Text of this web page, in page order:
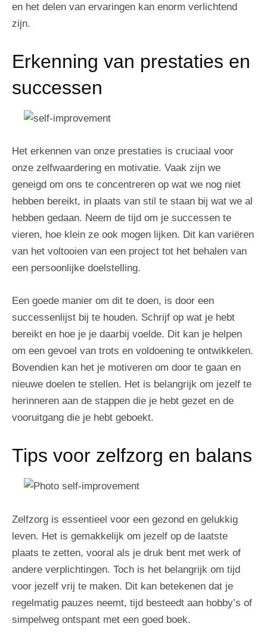
en het delen van ervaringen kan enorm verlichtend
zijn.
Erkenning van prestaties en
successen
Het erkennen van onze prestaties is cruciaal voor
onze zelfwaardering en motivatie. Vaak zijn we
geneigd om ons te concentreren op wat we nog niet
hebben bereikt, in plaats van stil te staan bij wat we al
hebben gedaan. Neem de tijd om je successen te
vieren, hoe klein ze ook mogen lijken. Dit kan variëren
van het voltooien van een project tot het behalen van
een persoonlijke doelstelling.
Een goede manier om dit te doen, is door een
successenlijst bij te houden. Schrijf op wat je hebt
bereikt en hoe je je daarbij voelde. Dit kan je helpen
om een gevoel van trots en voldoening te ontwikkelen.
Bovendien kan het je motiveren om door te gaan en
nieuwe doelen te stellen. Het is belangrijk om jezelf te
herinneren aan de stappen die je hebt gezet en de
vooruitgang die je hebt geboekt.
Tips voor zelfzorg en balans
Zelfzorg is essentieel voor een gezond en gelukkig
leven. Het is gemakkelijk om jezelf op de laatste
plaats te zetten, vooral als je druk bent met werk of
andere verplichtingen. Toch is het belangrijk om tijd
voor jezelf vrij te maken. Dit kan betekenen dat je
regelmatig pauzes neemt, tijd besteedt aan hobby’s of
simpelweg ontspant met een goed boek.